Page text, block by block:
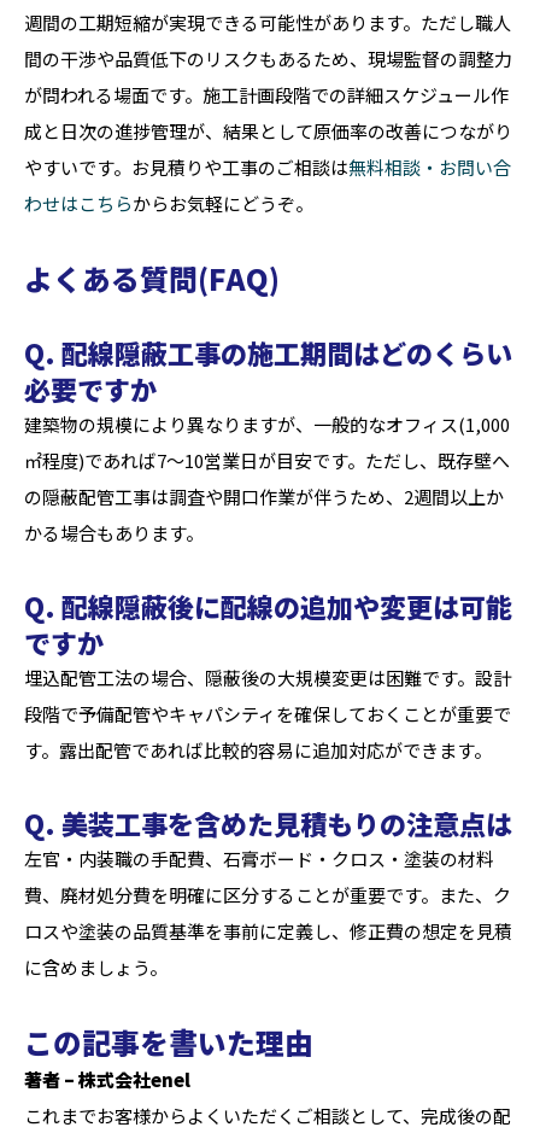
週間の工期短縮が実現できる可能性があります。ただし職人
間の干渉や品質低下のリスクもあるため、現場監督の調整力
が問われる場面です。施工計画段階での詳細スケジュール作
成と日次の進捗管理が、結果として原価率の改善につながり
やすいです。お見積りや工事のご相談は無料相談・お問い合
わせはこちらからお気軽にどうぞ。
よくある質問(FAQ)
Q. 配線隠蔽工事の施工期間はどのくらい
必要ですか
建築物の規模により異なりますが、一般的なオフィス(1,000
㎡程度)であれば7〜10営業日が目安です。ただし、既存壁へ
の隠蔽配管工事は調査や開口作業が伴うため、2週間以上か
かる場合もあります。
Q. 配線隠蔽後に配線の追加や変更は可能
ですか
埋込配管工法の場合、隠蔽後の大規模変更は困難です。設計
段階で予備配管やキャパシティを確保しておくことが重要で
す。露出配管であれば比較的容易に追加対応ができます。
Q. 美装工事を含めた見積もりの注意点は
左官・内装職の手配費、石膏ボード・クロス・塗装の材料
費、廃材処分費を明確に区分することが重要です。また、ク
ロスや塗装の品質基準を事前に定義し、修正費の想定を見積
に含めましょう。
この記事を書いた理由
著者 – 株式会社enel
これまでお客様からよくいただくご相談として、完成後の配